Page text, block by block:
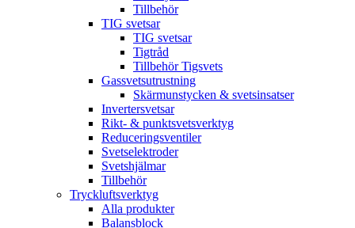
Tillbehör
TIG svetsar
TIG svetsar
Tigtråd
Tillbehör Tigsvets
Gassvetsutrustning
Skärmunstycken & svetsinsatser
Invertersvetsar
Rikt- & punktsvetsverktyg
Reduceringsventiler
Svetselektroder
Svetshjälmar
Tillbehör
Tryckluftsverktyg
Alla produkter
Balansblock